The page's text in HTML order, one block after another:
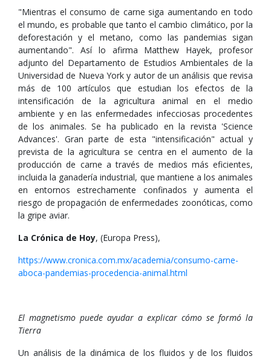
"Mientras el consumo de carne siga aumentando en todo
el mundo, es probable que tanto el cambio climático, por la
deforestación y el metano, como las pandemias sigan
aumentando". Así lo afirma Matthew Hayek, profesor
adjunto del Departamento de Estudios Ambientales de la
Universidad de Nueva York y autor de un análisis que revisa
más de 100 artículos que estudian los efectos de la
intensificación de la agricultura animal en el medio
ambiente y en las enfermedades infecciosas procedentes
de los animales. Se ha publicado en la revista 'Science
Advances'. Gran parte de esta "intensificación" actual y
prevista de la agricultura se centra en el aumento de la
producción de carne a través de medios más eficientes,
incluida la ganadería industrial, que mantiene a los animales
en entornos estrechamente confinados y aumenta el
riesgo de propagación de enfermedades zoonóticas, como
la gripe aviar.
La Crónica de Hoy, (Europa Press),
https://www.cronica.com.mx/academia/consumo-carne-
aboca-pandemias-procedencia-animal.html
El magnetismo puede ayudar a explicar cómo se formó la
Tierra
Un análisis de la dinámica de los fluidos y de los fluidos